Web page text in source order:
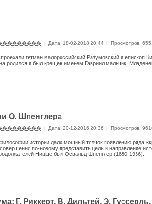
| Дата: 18-02-2018 20:44 | Просмотров:
гетман малороссийский Разумов­ский и епископ
родился и был крещен именем Гавриил мальчик.
О. Шпенглера
| Дата: 20-12-2016 20:36 | Просмотров:
истории дало мощный толчок появлению ряда
по-новому представить цель и направление
Ницше был Освальд Шпенглер (1880-1936).
Г. Риккерт, В. Дильтей, Э.